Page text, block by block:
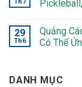
Th7
29
Th6
Quảng
Có Thể
DANH MỤC